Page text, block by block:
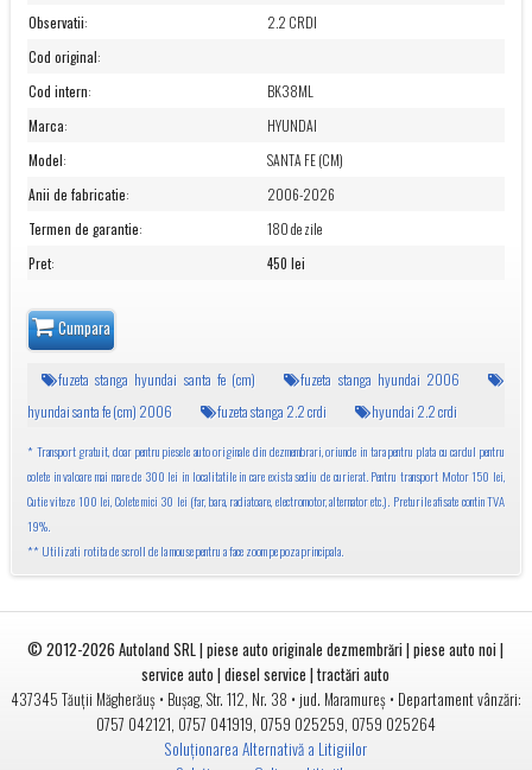
Observatii:
2.2 CRDI
Cod original:
Cod intern:
BK38ML
Marca:
HYUNDAI
Model:
SANTA FE (CM)
Anii de fabricatie:
2006-2026
Termen de garantie:
180 de zile
Pret: 450 lei
Cumpara
fuzeta stanga hyundai santa fe (cm)
fuzeta stanga hyundai 2006
hyundai santa fe (cm) 2006
fuzeta stanga 2.2 crdi hyundai 2.2 crdi
* Transport gratuit, doar pentru piesele auto originale din dezmembrari, oriunde in tara pentru plata cu cardul pentru
colete in valoare mai mare de 300 lei in localitatile in care exista sediu de curierat. Pentru transport Motor 150 lei,
Cutie viteze 100 lei, Colete mici 30 lei (far, bara, radiatoare, electromotor, alternator etc.). Preturile afisate contin TVA
19%.
** Utilizati rotita de scroll de la mouse pentru a face zoom pe poza principala.
© 2012-2026Autoland SRL | piese auto originale dezmembrări | piese auto noi |
service auto | diesel service | tractări auto
437345 Tăuții Măgherăuș• Bușag, Str. 112, Nr. 38 • jud. Maramureș • Departament vânzări:
0757 042121, 0757 041919, 0759 025259, 0759 025264
Soluționarea Alternativă a Litigiilor